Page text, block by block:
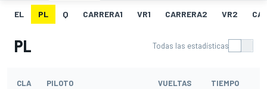
EL PL Q CARRERA1 VR1 CARRERA2 VR2
PL Todas las estadísticas
CLA PILOTO VUELTAS TIEMPO